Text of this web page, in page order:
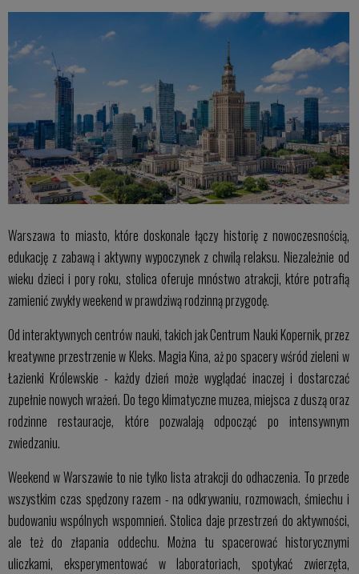
Warszawa to miasto, które doskonale łączy historię z nowoczesnością,
edukację z zabawą i aktywny wypoczynek z chwilą relaksu. Niezależnie od
wieku dzieci i pory roku, stolica oferuje mnóstwo atrakcji, które potrafią
zamienić zwykły weekend w prawdziwą rodzinną przygodę.
Od interaktywnych centrów nauki, takich jak Centrum Nauki Kopernik, przez
kreatywne przestrzenie w Kleks. Magia Kina, aż po spacery wśród zieleni w
Łazienki Królewskie - każdy dzień może wyglądać inaczej i dostarczać
zupełnie nowych wrażeń. Do tego klimatyczne muzea, miejsca z duszą oraz
rodzinne restauracje, które pozwalają odpocząć po intensywnym
zwiedzaniu.
Weekend w Warszawie to nie tylko lista atrakcji do odhaczenia. To przede
wszystkim czas spędzony razem - na odkrywaniu, rozmowach, śmiechu i
budowaniu wspólnych wspomnień. Stolica daje przestrzeń do aktywności,
ale też do złapania oddechu. Można tu spacerować historycznymi
uliczkami, eksperymentować w laboratoriach, spotykać zwierzęta,